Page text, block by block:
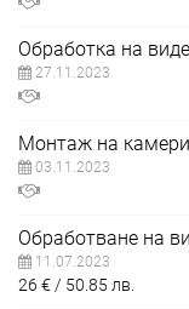
Обработка на
27.11.2023
Монтаж на камери
03.11.2023
Обработване на
11.07.2023
26 € 50.85 лв.